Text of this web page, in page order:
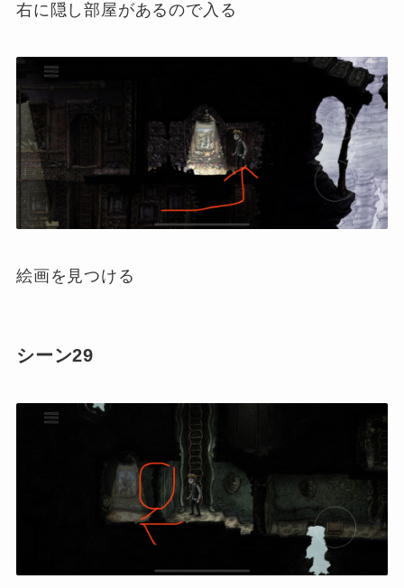
右に隠し部屋があるので入る
絵画を見つける
シーン29